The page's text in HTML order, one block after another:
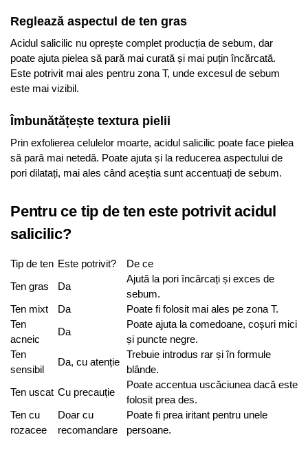
Reglează aspectul de ten gras
Acidul salicilic nu oprește complet producția de sebum, dar
poate ajuta pielea să pară mai curată și mai puțin încărcată.
Este potrivit mai ales pentru zona T, unde excesul de sebum
este mai vizibil.
Îmbunătățește textura pielii
Prin exfolierea celulelor moarte, acidul salicilic poate face pielea
să pară mai netedă. Poate ajuta și la reducerea aspectului de
pori dilatați, mai ales când aceștia sunt accentuați de sebum.
Pentru ce tip de ten este potrivit acidul
salicilic?
Tip de ten Este potrivit?
De ce
Ten gras
Da
Ajută la pori încărcați și exces de
sebum.
Ten mixt
Da
Poate fi folosit mai ales pe zona T.
Ten
acneic
Da
Poate ajuta la comedoane, coșuri mici
și puncte negre.
Ten
sensibil
Da, cu atenție
Trebuie introdus rar și în formule
blânde.
Ten uscat Cu precauție
Poate accentua uscăciunea dacă este
folosit prea des.
Ten cu
rozacee
Doar cu
recomandare
Poate fi prea iritant pentru unele
persoane.